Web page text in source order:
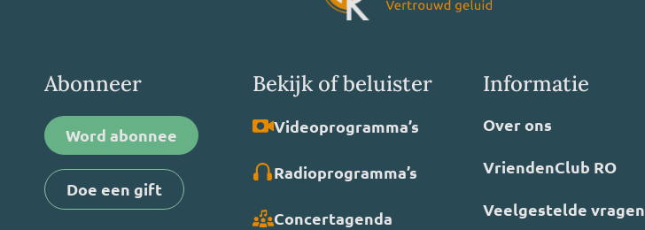
Abonneer
Word abonnee
Doe een gift
Bekijk of beluister
Video­programma’s
Radio­programma’s
Concertagenda
Informatie
Over ons
VriendenClub RO
Veelgestelde vragen